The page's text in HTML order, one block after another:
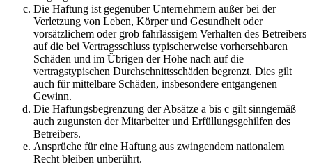
Die Haftung ist gegenüber Unternehmern außer bei der
Verletzung von Leben, Körper und Gesundheit oder
vorsätzlichem oder grob fahrlässigem Verhalten des Betreibers
auf die bei Vertragsschluss typischerweise vorhersehbaren
Schäden und im Übrigen der Höhe nach auf die
vertragstypischen Durchschnittsschäden begrenzt. Dies gilt
auch für mittelbare Schäden, insbesondere entgangenen
Gewinn.
Die Haftungsbegrenzung der Absätze a bis c gilt sinngemäß
auch zugunsten der Mitarbeiter und Erfüllungsgehilfen des
Betreibers.
Ansprüche für eine Haftung aus zwingendem nationalem
Recht bleiben unberührt.